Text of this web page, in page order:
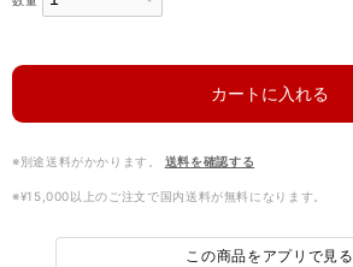
カートに入れる
※別途送料がかかります。 送料を確認する
※¥15,000以上のご注文で国内送料が無料になります。
この商品をアプリで見る